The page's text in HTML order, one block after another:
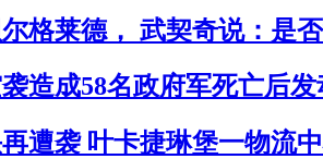
格莱德， 武契奇说：是
造成58名政府军死亡后
遭袭 叶卡捷琳堡一物流